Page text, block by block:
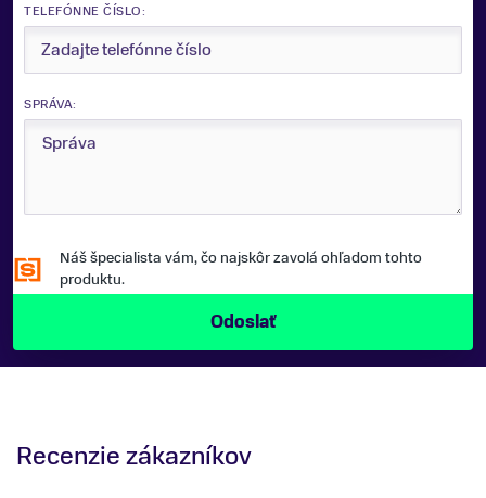
TELEFÓNNE ČÍSLO:
SPRÁVA:
Náš špecialista vám, čo najskôr zavolá ohľadom tohto
produktu.
Recenzie zákazníkov